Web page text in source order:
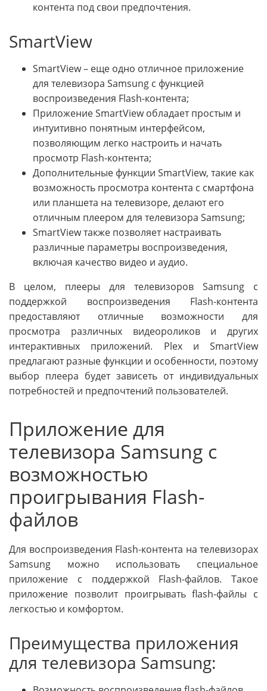
контента под свои предпочтения.
SmartView
SmartView – еще одно отличное приложение
для телевизора Samsung с функцией
воспроизведения Flash-контента;
Приложение SmartView обладает простым и
интуитивно понятным интерфейсом,
позволяющим легко настроить и начать
просмотр Flash-контента;
Дополнительные функции SmartView, такие как
возможность просмотра контента с смартфона
или планшета на телевизоре, делают его
отличным плеером для телевизора Samsung;
SmartView также позволяет настраивать
различные параметры воспроизведения,
включая качество видео и аудио.
В целом, плееры для телевизоров Samsung с
поддержкой воспроизведения Flash-контента
предоставляют отличные возможности для
просмотра различных видеороликов и других
интерактивных приложений. Plex и SmartView
предлагают разные функции и особенности, поэтому
выбор плеера будет зависеть от индивидуальных
потребностей и предпочтений пользователей.
Приложение для
телевизора Samsung с
возможностью
проигрывания Flash-
файлов
Для воспроизведения Flash-контента на телевизорах
Samsung можно использовать специальное
приложение с поддержкой Flash-файлов. Такое
приложение позволит проигрывать flash-файлы с
легкостью и комфортом.
Преимущества приложения
для телевизора Samsung: